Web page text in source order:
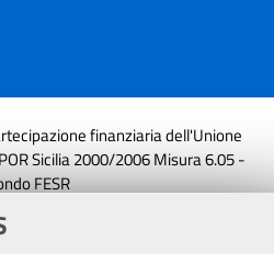
finanziaria dell'Unione
Sicilia 2000/2006 Misura 6.05 -
FESR